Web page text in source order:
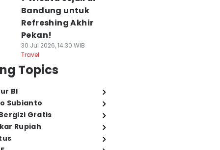
Bandung untuk
Refreshing Akhir
Pekan!
30 Jul 2026, 14:30 WIB
Travel
Topics
BI
Subianto
Gratis
Rupiah